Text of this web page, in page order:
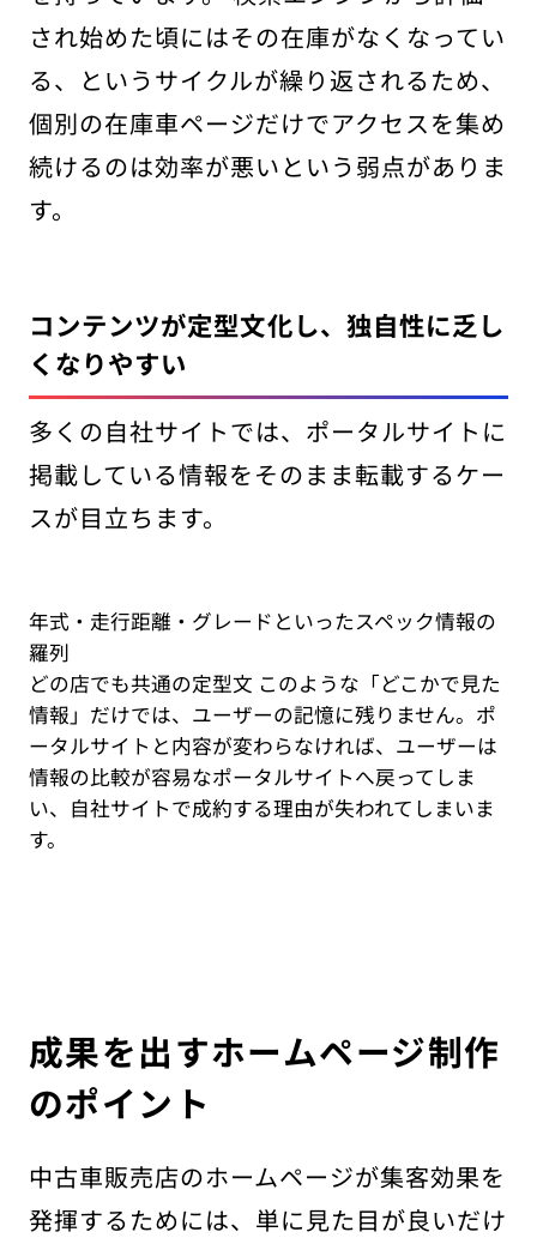
され始めた頃にはその在庫がなくなってい
る、というサイクルが繰り返されるため、
個別の在庫車ページだけでアクセスを集め
続けるのは効率が悪いという弱点がありま
す。
コンテンツが定型文化し、独自性に乏し
くなりやすい
多くの自社サイトでは、ポータルサイトに
掲載している情報をそのまま転載するケー
スが目立ちます。
年式・走行距離・グレードといったスペック情報の
羅列
どの店でも共通の定型文 このような「どこかで見た
情報」だけでは、ユーザーの記憶に残りません。ポ
ータルサイトと内容が変わらなければ、ユーザーは
情報の比較が容易なポータルサイトへ戻ってしま
い、自社サイトで成約する理由が失われてしまいま
す。
成果を出すホームページ制作
のポイント
中古車販売店のホームページが集客効果を
発揮するためには、単に見た目が良いだけ